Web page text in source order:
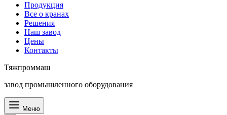
Продукция
Все о кранах
Решения
Наш завод
Цены
Контакты
Тяжпроммаш
завод промышленного оборудования
Меню